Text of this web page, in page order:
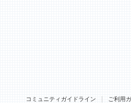
コミュニティガイドライン ご利用